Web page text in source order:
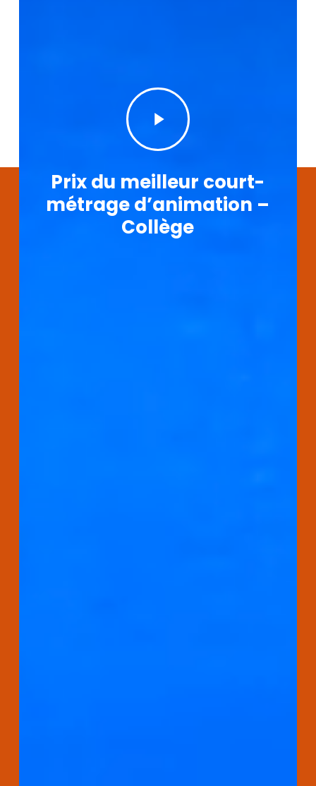
Play
Video
Prix du meilleur court-
métrage d’animation –
Collège